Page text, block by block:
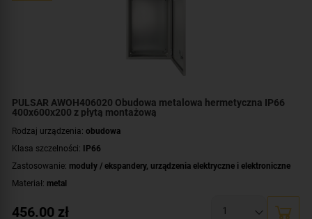
PULSAR AWOH406020 Obudowa metalowa hermetyczna IP66
400x600x200 z płytą montażową
Rodzaj urządzenia: obudowa
Klasa szczelności: IP66
Zastosowanie: moduły / ekspandery, urządzenia elektryczne i elektroniczne
Materiał: metal
456.00 zł